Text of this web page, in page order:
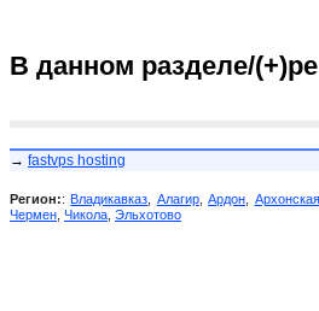
В данном разделе/
→ fastvps hosting
Регион::Владикавказ Алагир,Ардон Архонская
Чермен Чикола Эльхотово